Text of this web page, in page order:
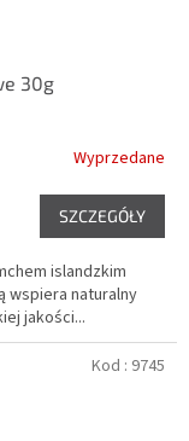
30g
Wyprzedane
SZCZEGÓŁY
islandzkim
wspiera naturalny
jakości...
Kod : 9745